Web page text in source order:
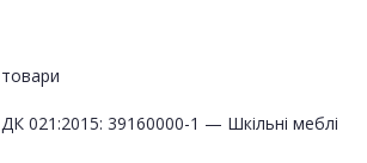
товари
ДК 021:2015: 39160000-1 — Шкільні меблі